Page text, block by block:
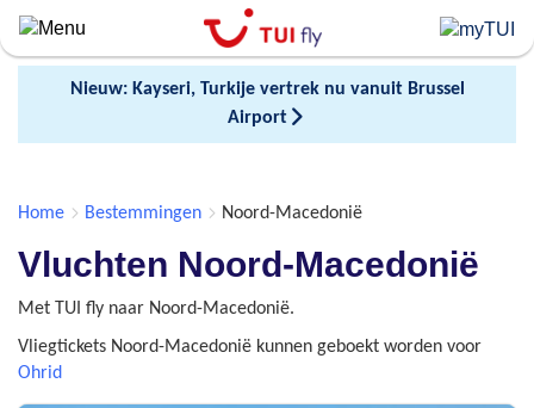
Skip
to
main
Nieuw: Kayseri, Turkije vertrek nu vanuit Brussel
Airport
Home Bestemmingen Noord-Macedonië
Vluchten Noord-Macedonië
Met TUI fly naar Noord-Macedonië.
Vliegtickets Noord-Macedonië kunnen geboekt worden voor
Ohrid